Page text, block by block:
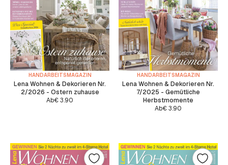
HANDARBEITSMAGAZIN
Lena Wohnen & Dekorieren Nr.
2/2026 - Ostern zuhause
Ab€3.90
HANDARBEITSMAGAZIN
Lena Wohnen & Dekorieren Nr.
7/2025 - Gemütliche
Herbstmomente
Ab€3.90